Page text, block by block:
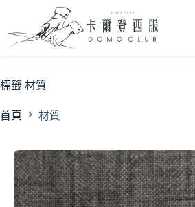
標籤 材質
首頁 材質